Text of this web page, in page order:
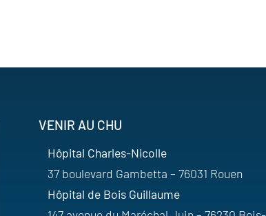
VENIR AU CHU
Hôpital Charles-Nicolle
37 boulevard Gambetta – 76031 Rouen
Hôpital de Bois Guillaume